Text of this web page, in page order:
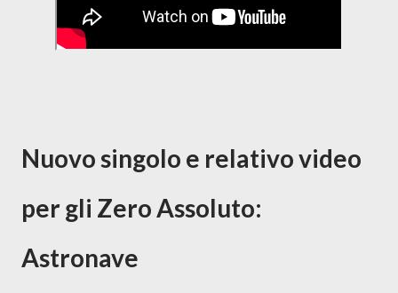
Nuovo singolo e relativo video
per gli Zero Assoluto:
Astronave